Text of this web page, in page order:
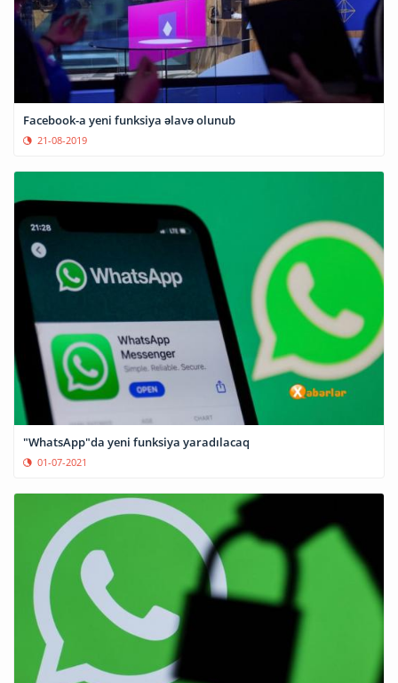
Facebook-a yeni funksiya əlavə olunub
21-08-2019
"WhatsApp"da yeni funksiya yaradılacaq
01-07-2021